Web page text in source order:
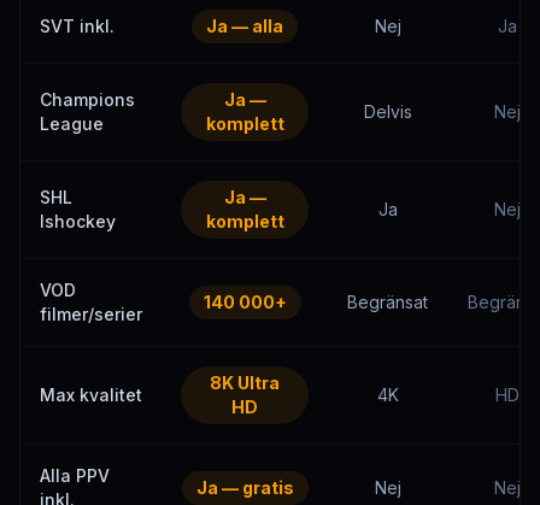
SVT inkl. Ja — alla Nej Ja
Champions
League
Ja —
komplett
Delvis Nej
SHL
Ishockey
Ja —
komplett
Ja Nej
VOD
filmer/serier
140 000+ Begränsat
Max kvalitet
8K Ultra
HD
4K HD
Alla PPV
inkl.
Ja — gratis Nej Nej